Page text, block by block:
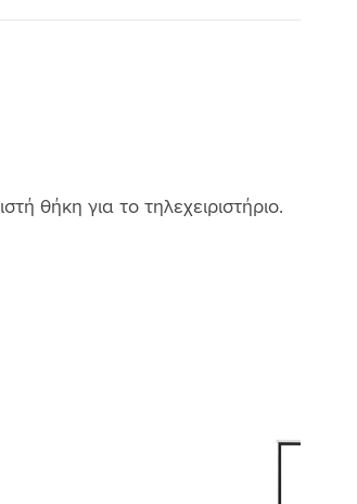
θήκη για το τηλεχειριστήριο.